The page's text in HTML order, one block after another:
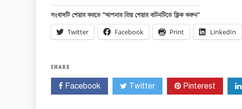
সংবাদটি শেয়ার করতে “আপনার প্রিয় শেয়ার বাটনটিতে ক্লিক করুন”
Twitter Facebook Print LinkedIn
SHARE
Facebook Twitter Pinterest